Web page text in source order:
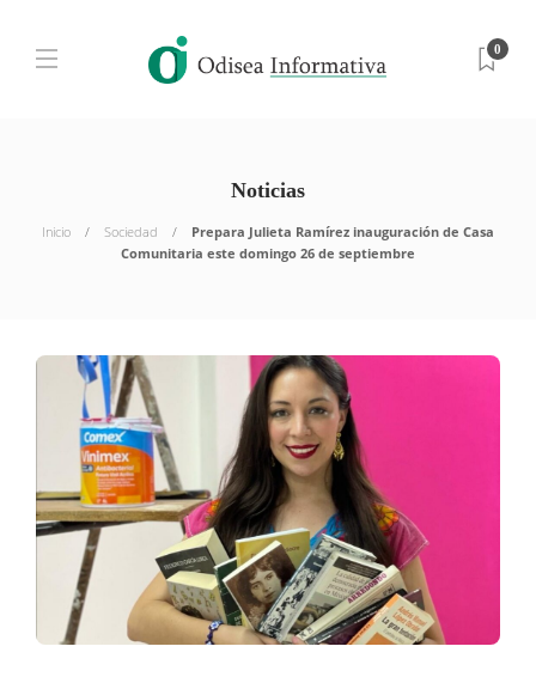
0
Noticias
Inicio Sociedad
Prepara Julieta Ramírez inauguración de Casa
Comunitaria este domingo 26 de septiembre